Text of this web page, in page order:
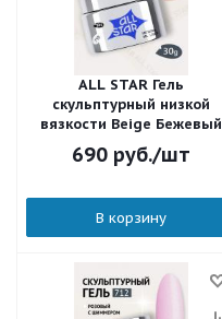
ALL STAR Гель
скульптурный низкой
вязкости Beige Бежевый
715 30 мл.
690руб./шт
В корзину